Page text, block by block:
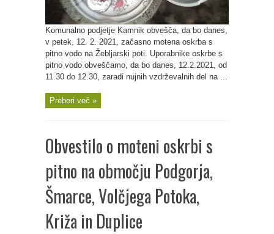
Komunalno podjetje Kamnik obvešča, da bo danes,
v petek, 12. 2. 2021, začasno motena oskrba s
pitno vodo na Žebljarski poti. Uporabnike oskrbe s
pitno vodo obveščamo, da bo danes, 12.2.2021, od
11.30 do 12.30, zaradi nujnih vzdrževalnih del na ...
Preberi več »
Obvestilo o moteni oskrbi s
pitno na območju Podgorja,
Šmarce, Volčjega Potoka,
Križa in Duplice